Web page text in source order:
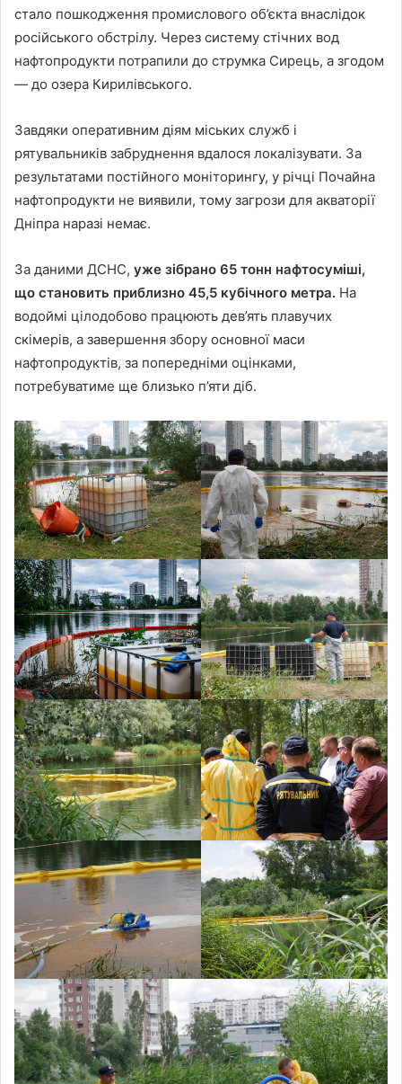
стало пошкодження промислового об’єкта внаслідок
російського обстрілу. Через систему стічних вод
нафтопродукти потрапили до струмка Сирець, а згодом
— до озера Кирилівського.
Завдяки оперативним діям міських служб і
рятувальників забруднення вдалося локалізувати. За
результатами постійного моніторингу, у річці Почайна
нафтопродукти не виявили, тому загрози для акваторії
Дніпра наразі немає.
За даними ДСНС, уже зібрано 65 тонн нафтосуміші,
що становить приблизно 45,5 кубічного метра. На
водоймі цілодобово працюють дев’ять плавучих
скімерів, а завершення збору основної маси
нафтопродуктів, за попередніми оцінками,
потребуватиме ще близько п’яти діб.